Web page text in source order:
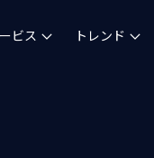
ビス トレンド